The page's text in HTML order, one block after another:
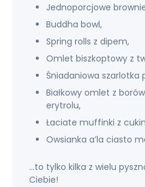
Jednoporcjowe
Buddha bowl,
Spring rolls z dipem,
Omlet biszkoptowy z
Śniadaniowa szarlotka
Białkowy omlet z
erytrolu,
Łaciate muffinki z
Owsianka a’la ciasto
…to tylko kilka z wielu
Ciebie!